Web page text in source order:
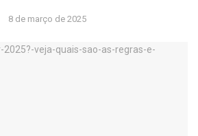
8 de março de 2025